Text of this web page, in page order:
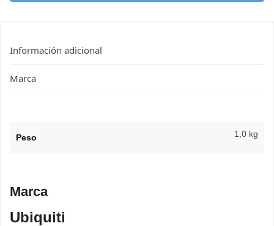
Información adicional
Marca
Peso 1,0 kg
Marca
Ubiquiti